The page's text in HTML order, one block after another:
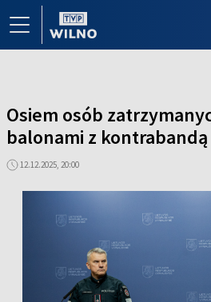
Osiem osób
balonami z kontrabandą
12.12.2025, 20:00